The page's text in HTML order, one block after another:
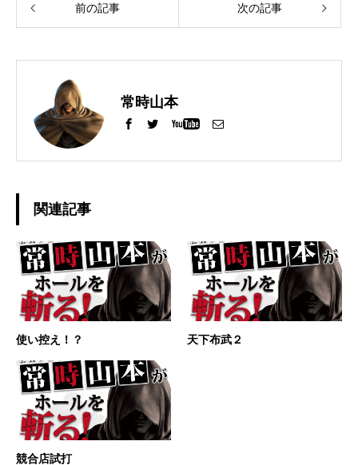
前の記事 次の記事
常時山本
関連記事
使い控え！？ 天下布武２
競合店試打